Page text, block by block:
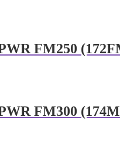
FM250
FM300